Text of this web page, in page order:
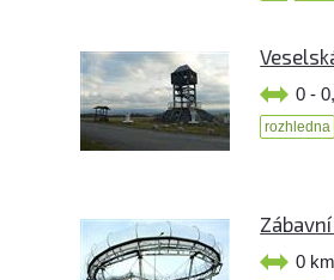
0 -
rozhledna
0 km